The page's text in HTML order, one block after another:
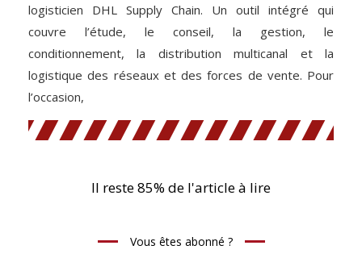
logisticien DHL Supply Chain. Un outil intégré qui
couvre l’étude, le conseil, la gestion, le
conditionnement, la distribution multicanal et la
logistique des réseaux et des forces de vente. Pour
l’occasion,
Il reste 85% de l'article à lire
Vous êtes abonné ?